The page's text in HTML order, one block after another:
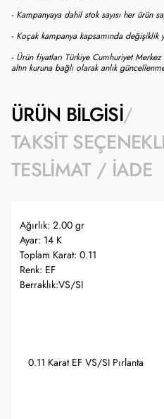
- Kampanyaya dahil stok sayısı her ürün
- Koçak kampanya kapsamında değişiklik
- Ürün fiyatları Türkiye Cumhuriyet
altın kuruna bağlı olarak anlık
ÜRÜN BILGISI
TAKSIT
TESLIMAT / İADE
Ağırlık: 2.00 gr
Ayar: 14 K
Toplam Karat: 0.11
Renk: EF
Berraklık:VS/SI
0.11 Karat EF VS/SI Pırlanta